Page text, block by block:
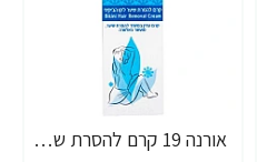
אורנה 19 קרם להסרת שיער לקו הביקיני 90 מ"ל